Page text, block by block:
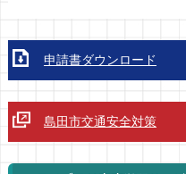
申請書ダウンロード
島田市交通安全対策